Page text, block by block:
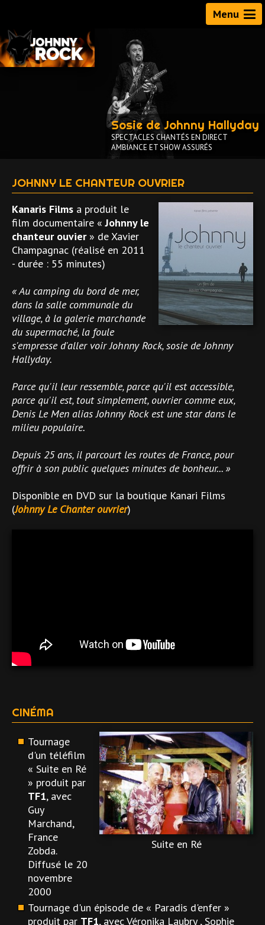
Menu
Sosie de Johnny Hallyday
SPECTACLES CHANTÉS EN DIRECT
AMBIANCE ET SHOW ASSURÉS
JOHNNY LE CHANTEUR OUVRIER
Kanaris Films a produit le
film documentaire «Johnny le
chanteur ouvier» de Xavier
Champagnac (réalisé en 2011
- durée : 55 minutes)
« Au camping du bord de mer,
dans la salle communale du
village, à la galerie marchande
du supermaché, la foule
s'empresse d'aller voir Johnny Rock, sosie de Johnny
Hallyday.
Parce qu'il leur ressemble, parce qu'il est accessible,
parce qu'il est, tout simplement, ouvrier comme eux,
Denis Le Men alias Johnny Rock est une star dans le
milieu populaire.
Depuis 25 ans, il parcourt les routes de France, pour
offrir à son public quelques minutes de bonheur... »
Disponible en DVD sur la boutique Kanari Films
(Johnny Le Chanter ouvrier)
CINÉMA
Suite en Ré
Tournage
d'un téléfilm
« Suite en Ré
» produit par
TF1, avec
Guy
Marchand,
France
Zobda.
Diffusé le 20
novembre
2000
Tournage d'un épisode de « Paradis d'enfer »
produit par TF1, avec Véronika Laubry , Sophie